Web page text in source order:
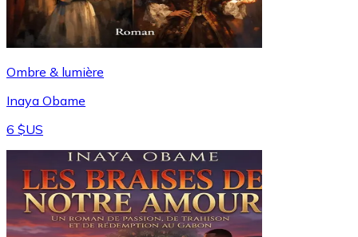
Ombre & lumière
Inaya Obame
6 $US